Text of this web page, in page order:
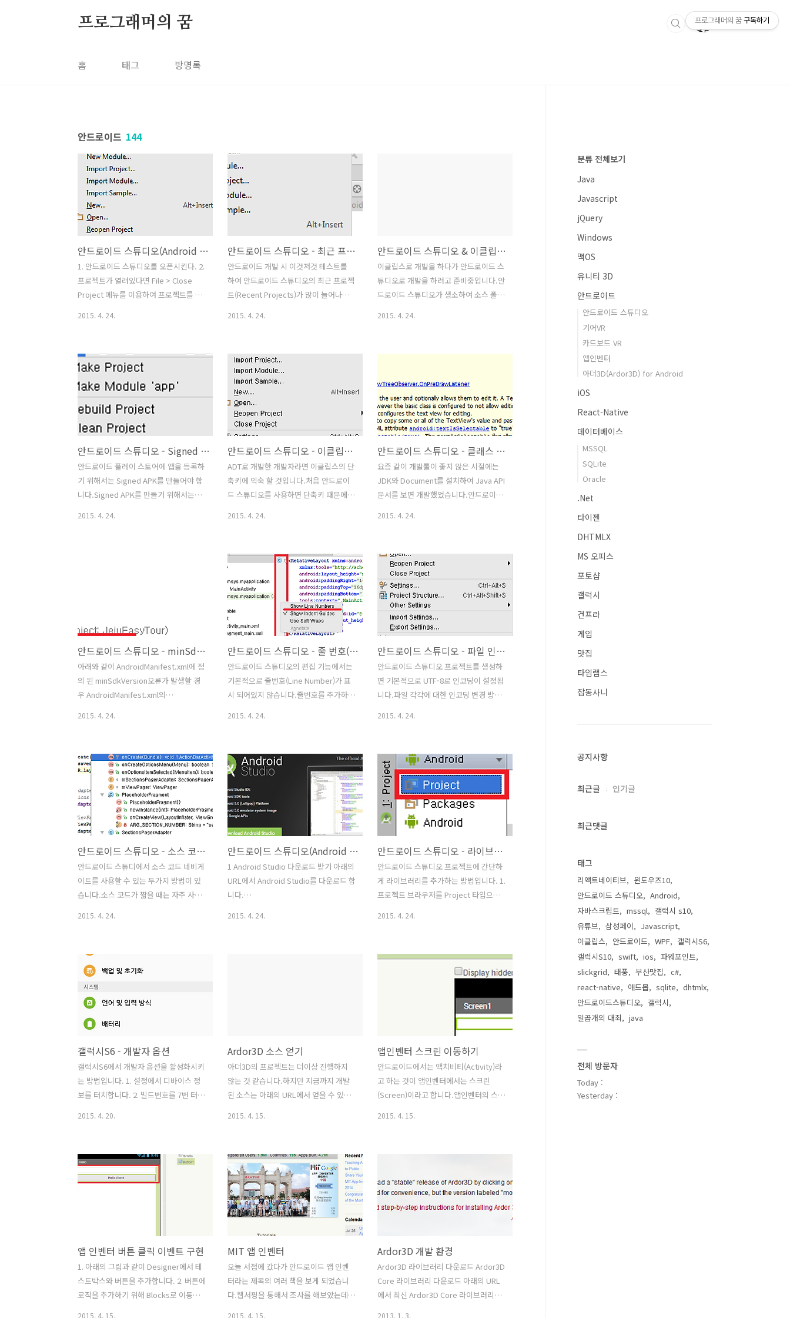
프로그래머의 꿈
홈 태그 방명록
안드로이드 144
안드로이드 스튜디오(Android Studio) - 이클립스 프로젝트 마이그레이션
1. 안드로이드 스튜디오를 오픈시킨다. 2.
프로젝트가 열려있다면 File > Close
Project 메뉴를 이용하여 프로젝트를 닫
선택한다.(단 프로젝트 Root폴더를 선택
한다.) 5. 안드로이드 스튜디어 프로젝트
의 경로를 지정한다. 6. Finish 버튼을 클
릭하여 마이그레이션을 진행한다. 7. 아래
와 같이 마이그레이션 진행 상태가 표시
된다 8. 이클립스 프로젝트가 안드로이드
스튜디오 프로젝트로 마이그레션이 완료
된다. 마이그레이션에 대한 결과를 확인
할 수 있다. 9. 타겟 안드로이드 SDK가 설
치되어 있지 않다면 안드로이드 스튜디어
하단에 아래의 ..
2015. 4. 24.
안드로이드 스튜디오 - 최근 프로젝트(Recent Projects) 목록 삭제
안드로이드 개발 시 이것저것 테스트를
하여 안드로이드 스튜디오의 최근 프로젝
트(Recent Projects)가 많이 늘어나는
면 모든 최근 프로젝트가 삭제된다. 2. 아
래와 같이 최근 프로젝트(Recent
Projects)의 목록이 삭제된 것을 확인 할
수 있다.
2015. 4. 24.
안드로이드 스튜디오 & 이클립스 프로젝트 기본 폴더 위치
이클립스로 개발을 하다가 안드로이드 스
튜디오로 개발을 하려고 준비중입니다.안
드로이드 스튜디오가 생소하여 소스 폴더
드로이드 스튜디어자바소
스/res/app/src/main/resAssets/assets/app/src/main/assetsAndroidManifest.xml/AndroidManifest.xml/app/src/
라이브러리(jar)/libs/app/libs
2015. 4. 24.
안드로이드 스튜디오 - Signed APK 만들기
안드로이드 플레이 스토어에 앱을 등록하
기 위해서는 Signed APK를 만들어야 합
니다.Signed APK를 만들기 위해서는
튼을 클릭합니다. 4.Signed APK가 생성
될 폴더를 지정 후 Finish 버튼을 클릭합
니다. 5. Signed APK 생성이 완료되면 아
래의 메세지가..
2015. 4. 24.
안드로이드 스튜디오 - 이클립스 단축키(Keymap) 전환하기
ADT로 개발한 개발자라면 이클립스의 단
축키에 익숙 할 것입니다.처음 안드로이
드 스튜디오를 사용하면 단축키 때문에
File 메뉴의 Settings를 클릭합니다. 2.
Settings 팝업 창이 오픈되며, 여기서 좌
측 리스트에서 Keymap 을 선택합니다.
3. Keymaps 리스트박스에서 Eclipse를
선택 후 OK 버튼을 클릭하면 Eclipse의
단축키를 사용 할 수 있습니다.
2015. 4. 24.
안드로이드 스튜디오 - 클래스 또는 메소드 API 설명 쉽게 보기
요즘 같이 개발툴이 좋지 않은 시절에는
JDK와 Document를 설치하여 Java API
문서를 보면 개발했었습니다.안드로이드
Q 키를 누르면 안드로이드 API 설명을 볼
수 있습니다. 1. 아래의 이미지처럼 코드
상의 TextView에 커서를 이동하고 Ctrl +
Q 키를 누르면 TextView에 대한 설명이
표시됩니다. 2. 더 자세한 안드로이드 API
문서를 보고 싶다면 아래의 이미지의 화
살표(↑) 버튼을 클릭합니다. 3. 컴퓨터의
기본 브라우저에 안드로이드 API 문서가
표시되어 더 많은 정보를 확인 할 수 있습
니다.
2015. 4. 24.
안드로이드 스튜디오 - minSdkVersion 오류 해결방법
아래와 같이 AndroidManifest.xml에 정
의 된 minSdkVersion오류가 발생할 경
우 AndroidManifest.xml의
declared in library
D:\AndroidProjectapp\build\intermediates\exploded-
aar\com.google.android.gms\play-
services\6.5.87\AndroidManifest.xml
build.gradle 파일의 minSdkVersion 정
보도 함께 수정해주면 해결이 된다.
2015. 4. 24.
안드로이드 스튜디오 - 줄 번호(Line Number) 추가하기
안드로이드 스튜디오의 편집 기능에서는
기본적으로 줄번호(Line Number)가 표
시 되어있지 않습니다.줄번호를 추가하는
시됩니다. 팝업 메뉴에서 Show Line
Number를 클릭합니다. 2. 아래와 같이
줄번호가 표시됩니다만, 프로젝트를 다시
열게 되면 줄번호는 유지되지 않고 표시
되지 않습니다. 3. 안드로이드 스튜디오에
서 지속적으로 줄번호가 표시되기를 원한
다면, File > Settings 메뉴를 클릭하세
요. 4. Settings 화면에서 Editor >
Apprearance 를 선택 후 Show line
numbers를 체크하면 지속적으로 줄번호
가 표시됩니다.
2015. 4. 24.
안드로이드 스튜디오 - 파일 인코딩
안드로이드 스튜디오 프로젝트를 생성하
면 기본적으로 UTF-8로 인코딩이 설정됩
니다.파일 각각에 대한 인코딩 변경 방법
가 표시되면 기본 인코딩 타입들이 보입
니다. 다른 인코딩 타입을 설정하고 싶으
면 more를 클릭하여 필요한 인코딩을 지
정하면 인코딩이 지정됩니다. 2-1. 다른
방법으로는 안드로이드 스튜디오 윈도우
오른쪽 하나에 현재의 인코딩이 표시되는
데 여기를 클릭하여도 변경 할 수 있습니
다. 2-2. 아래와 같이 기본 인코딩이 표시
되며 인코딩을 지정하면 됩니다.
2015. 4. 24.
안드로이드 스튜디오 - 소스 코드 네비게이트 사용하기
안드로이드 스튜디에서 소스 코드 네비게
이트를 사용할 수 있는 두가지 방법이 있
습니다.소스 코드가 짧을 때는 자주 사용
스의 모든 변수, 메소드를 표시해줍니다.
그리고 이동하고자 하는 변수 또는 메소
드를 클릭하면 해당 소스 코드로 이동하
게 됩니다. 2. F4변수 또는 메소드에 커서
가 있을 때 F4를 입력하면 해당 변수 또는
메소드의 선언부로 바로 이동하게 됩니
고 있습니다. 매우 편리합니다.
2015. 4. 24.
안드로이드 스튜디오(Android Studio) 설치
1 Android Studio 다운로드 받기 아래의
URL에서 Android Studio를 다운로드 합
니다.
한 Android Project를 선택한다.-
Project 이름과 Package를 지정한다. -..
2015. 4. 24.
안드로이드 스튜디오 - 라이브러리(jar 파일) 추가하기
안드로이드 스튜디오 프로젝트에 간단하
게 라이브러리를 추가하는 방법입니다. 1.
프로젝트 브라우저를 Project 타입으로
다. 3. jar파일의 이름 등을 변경하는 화면
이 표시됩니다. 4. libs폴더에 추가한 jar
파일을 선택 후 마우스 오른쪽 클릭하여
메뉴를 클릭합니다. 5. 아래의 화면에서
OK 버튼을 클릭하면 라이브러리가 추가
됩니다. 6. 추가된 라이브러리를 확인 하
려면, 프로젝트를 선택 후 오른쪽 마우스
를 클릭하여 팝업 메뉴에서 Open
Module Settings를 클릭합니다. 7.
Project Struct..
2015. 4. 24.
갤럭시S6 - 개발자 옵션
갤럭시S6에서 개발자 옵션을 활성화시키
는 방법입니다. 1. 설정에서 디바이스 정
보를 터치합니다. 2. 빌드번호를 7번 터치
션 메뉴가 나타납니다. 4. 개발자 옵션 화
면이며, 안드로이드 앱 개발 시 필요한 옵
션을 설정하면 됩니다.
2015. 4. 20.
Ardor3D 소스 얻기
아더3D의 프로젝트는 더이상 진행하지
않는 것 같습니다.하지만 지금까지 개발
된 소스는 아래의 URL에서 얻을 수 있으
2015. 4. 15.
앱인벤터 스크린 이동하기
안드로이드에서는 액치비티(Activity)라
고 하는 것이 앱인벤터에서는 스크린
(Screen)이라고 합니다.앱인벤터의 스크
Add Screen 버튼을 클릭합니다. (2)
할 수 있습니다. 여기서는 기본값인
Screen2로 하겠습니다. 2. 추가 한 스크
린 디자인 하기 (1) 추가한 스크린의 디자
과 같이 추가된 스크린의 디자인 화면이
표시됩니다. 원하는 User Interface(UI)
를 구성해보세요. 3. 스크린 이동 블럭 작
업하기 (1) 다시 Screen1로 이동 후 아래
와 같이 Label과 Button을..
2015. 4. 15.
앱 인벤터 버튼 클릭 이벤트 구현
1. 아래의 그림과 같이 Designer에서 테
스트박스와 버튼을 추가합니다. 2. 버튼에
로직을 추가하기 위해 Blocks로 이동합
2015. 4. 15.
MIT 앱 인벤터
오늘 서점에 갔다가 안드로이드 앱 인벤
터라는 제목의 여러 책을 보게 되었습니
다.웹서핑을 통해서 조사를 해보았는데
2015. 4. 15.
Ardor3D 개발 환경
Ardor3D 라이브러리 다운로드 Ardor3D
Core 라이브러리 다운로드 아래의 URL
에서 최신 Ardor3D Core 라이브러리
2013. 1. 3.
분류 전체보기
Java
Javascript
jQuery
Windows
맥OS
유니티 3D
안드로이드
안드로이드 스튜디오
기어VR
카드보드 VR
앱인벤터
아더3D(Ardor3D) for Android
iOS
React-Native
데이터베이스
MSSQL
SQLite
Oracle
.Net
타이젠
DHTMLX
MS 오피스
포토샵
갤럭시
건프라
게임
맛집
타임랩스
잡동사니
공지사항
최근글 인기글
최근댓글
태그
리액트네이티브
윈도우즈10
안드로이드 스튜디오
Android
자바스크립트
mssql
갤럭시 s10
유튜브
삼성페이
Javascript
이클립스
안드로이드 WPF
갤럭시S6
갤럭시S10
swift ios
파워포인트
slickgrid
태풍 부산맛집
c#
react-native
애드몹 sqlite
dhtmlx
안드로이드스튜디오
갤럭시
일곱개의 대죄
java
전체 방문자
Today :
Yesterday :
프로그래머의 꿈 구독하기